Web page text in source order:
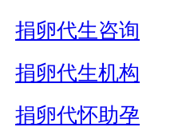
捐卵代生咨询
捐卵代生机构
捐卵代怀助孕